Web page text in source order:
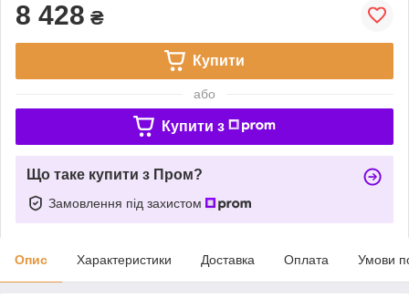
8 428 ₴
Купити
або
Купити з
Що таке купити з Пром?
Замовлення під захистом
Опис Характеристики Доставка Оплата Умови